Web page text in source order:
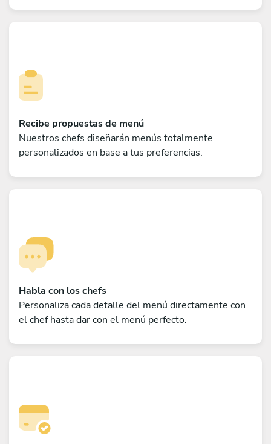
Recibe propuestas de menú
Nuestros chefs diseñarán menús totalmente
personalizados en base a tus preferencias.
Habla con los chefs
Personaliza cada detalle del menú directamente con
el chef hasta dar con el menú perfecto.